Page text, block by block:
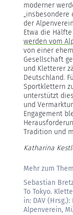
moderner
der
Etwa die
werden vom
von einer
Gesellschaft
und Kletterer
Deutschland.
Sportklettern
unterstützt
und
Engagement
Tradition und
Katharina
Mehr zum
Sebastian
To Tokyo.
in: DAV
Alpenverein,